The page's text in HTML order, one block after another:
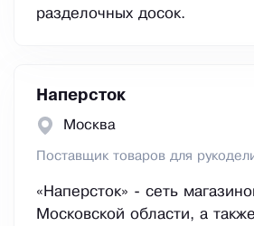
разделочных досок.
Наперсток
Москва
Поставщик товаров для
«Наперсток» - сеть
Московской области, а